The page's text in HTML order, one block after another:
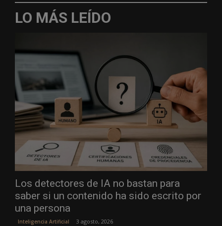
LO MÁS LEÍDO
Los detectores de IA no bastan para
saber si un contenido ha sido escrito por
una persona
Inteligencia Artificial 3 agosto, 2026